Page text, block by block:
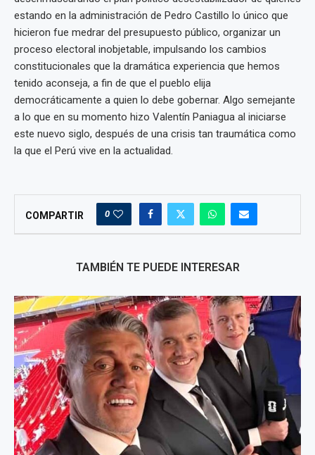
estando en la administración de Pedro Castillo lo único que
hicieron fue medrar del presupuesto público, organizar un
proceso electoral inobjetable, impulsando los cambios
constitucionales que la dramática experiencia que hemos
tenido aconseja, a fin de que el pueblo elija
democráticamente a quien lo debe gobernar. Algo semejante
a lo que en su momento hizo Valentín Paniagua al iniciarse
este nuevo siglo, después de una crisis tan traumática como
la que el Perú vive en la actualidad.
COMPARTIR 0
TAMBIÉN TE PUEDE INTERESAR